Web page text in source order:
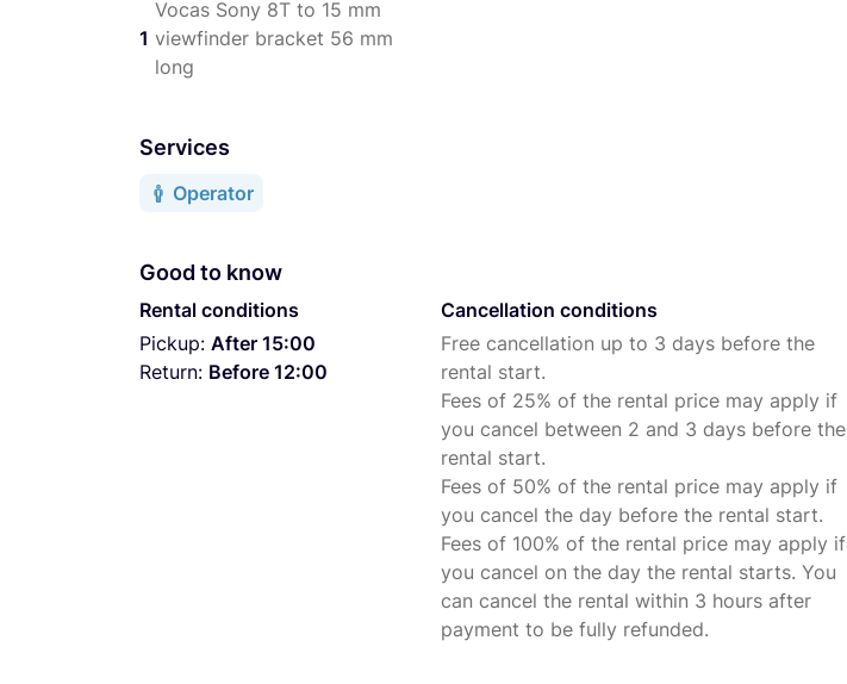
Masque solaire en aluminium
Disques anti-buée
1
Vocas Sony 8T to 15 mm
viewfinder bracket 56 mm
long
Services
Operator
Good to know
Rental conditions
Pickup: After 15:00
Return: Before 12:00
Cancellation conditions
Free cancellation up to 3 days before the
rental start.
Fees of 25% of the rental price may apply if
you cancel between 2 and 3 days before the
rental start.
Fees of 50% of the rental price may apply if
you cancel the day before the rental start.
Fees of 100% of the rental price may apply if
you cancel on the day the rental starts. You
can cancel the rental within 3 hours after
payment to be fully refunded.